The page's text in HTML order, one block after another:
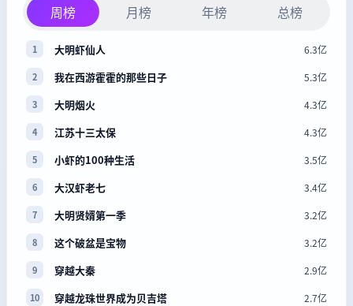
周榜 月榜 年榜 总榜
1 大明虾仙人 6.3亿
2 我在西游霍霍的那些日子 5.3亿
3 大明烟火 4.3亿
4 江苏十三太保 4.3亿
5 小虾的100种生活 3.5亿
6 大汉虾老七 3.4亿
7 大明贤婿第一季 3.2亿
8 这个破盆是宝物 3.2亿
9 穿越大秦 2.9亿
10 穿越龙珠世界成为贝吉塔 2.7亿